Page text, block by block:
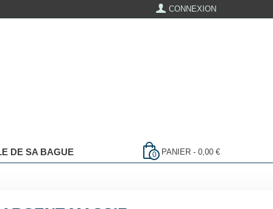
CONNEXION
0 PANIER - 0,00 €
DE SA BAGUE